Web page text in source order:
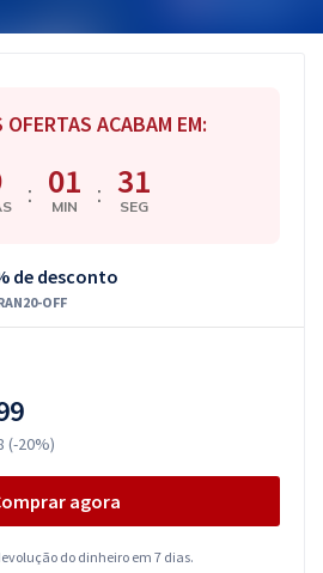
OFERTAS ACABAM EM:
: 01
MIN : 30
SEG
de desconto
OFF
(-20%)
agora
do dinheiro em 7 dias.